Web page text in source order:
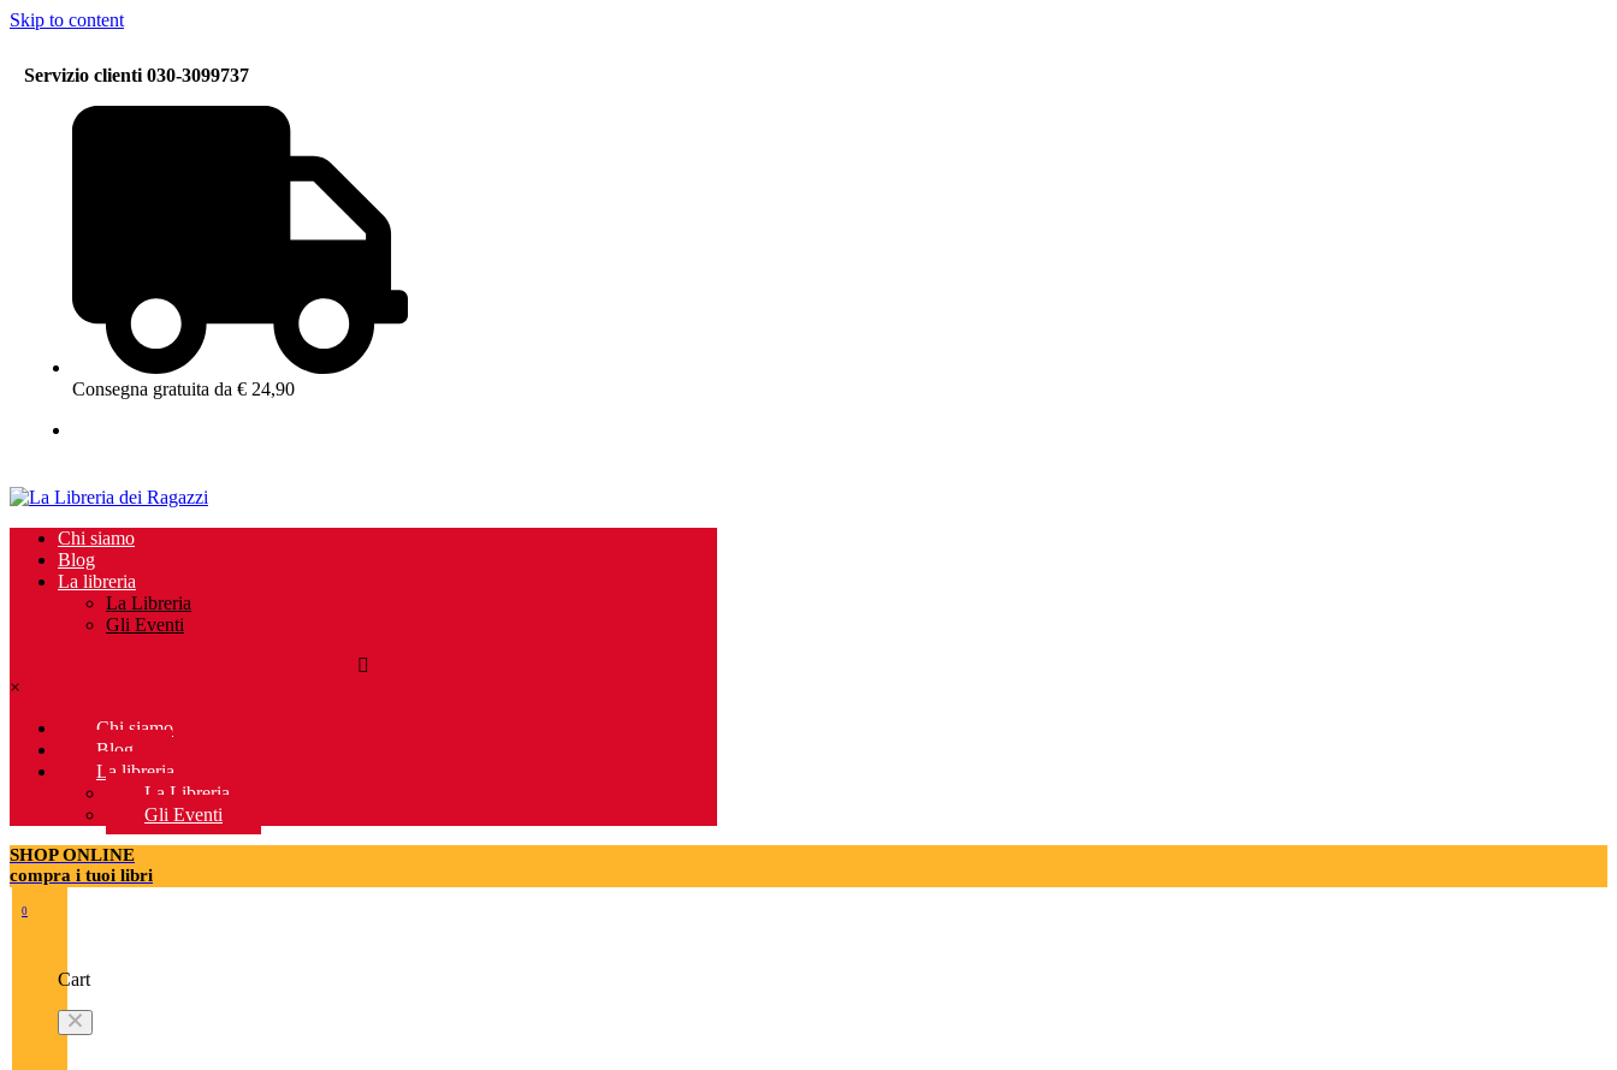
Skip to content
Servizio clienti 030-3099737
Consegna gratuita da € 24,90
Chi siamo
Blog
La libreria
La Libreria
Gli Eventi
×
Chi siamo
Blog
La libreria
La Libreria
Gli Eventi
SHOP ONLINE
compra i tuoi libri
0
Cart